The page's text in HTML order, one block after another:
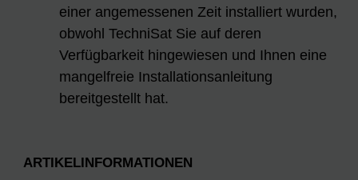
einer angemessenen Zeit installiert wurden,
obwohl TechniSat Sie auf deren
Verfügbarkeit hingewiesen und Ihnen eine
mangelfreie Installationsanleitung
bereitgestellt hat.
ARTIKELINFORMATIONEN